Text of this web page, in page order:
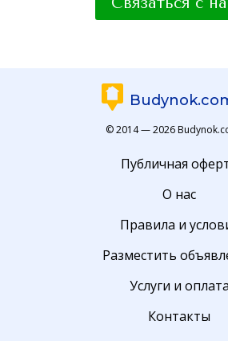
© 2014 — 2026
Публичная
О нас
Правила и
Разместить
Услуги и оплата
Контакты